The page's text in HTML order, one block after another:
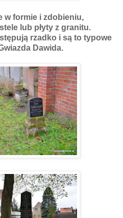
w formie i zdobieniu,
lub płyty z granitu.
rzadko i są to typowe
Dawida.